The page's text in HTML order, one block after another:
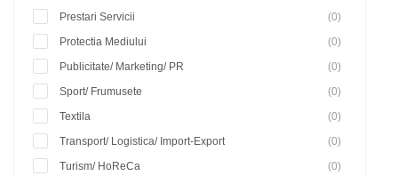
Prestari Servicii
(0)
Protectia Mediului
(0)
Publicitate/ Marketing/ PR
(0)
Sport/ Frumusete
(0)
Textila
(0)
Transport/ Logistica/ Import-Export
(0)
Turism/ HoReCa
(0)